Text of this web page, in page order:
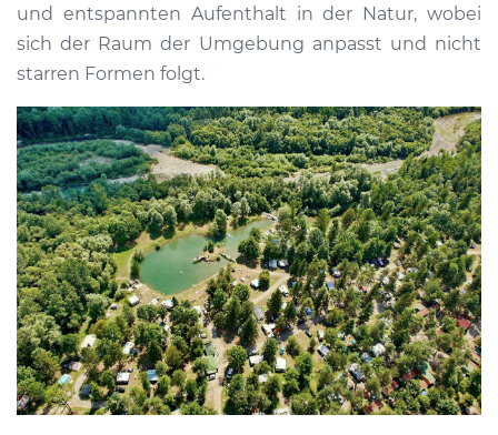
und entspannten Aufenthalt in der Natur, wobei
sich der Raum der Umgebung anpasst und nicht
starren Formen folgt.